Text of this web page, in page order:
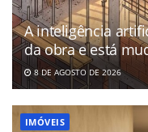
A inteligência
da obra e está
8 DE AGOSTO DE 2026
IMÓVEIS